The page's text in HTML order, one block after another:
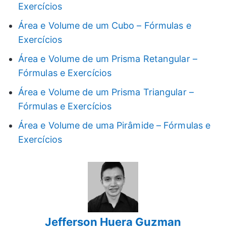
Exercícios
Área e Volume de um Cubo – Fórmulas e
Exercícios
Área e Volume de um Prisma Retangular –
Fórmulas e Exercícios
Área e Volume de um Prisma Triangular –
Fórmulas e Exercícios
Área e Volume de uma Pirâmide – Fórmulas e
Exercícios
Jefferson Huera Guzman